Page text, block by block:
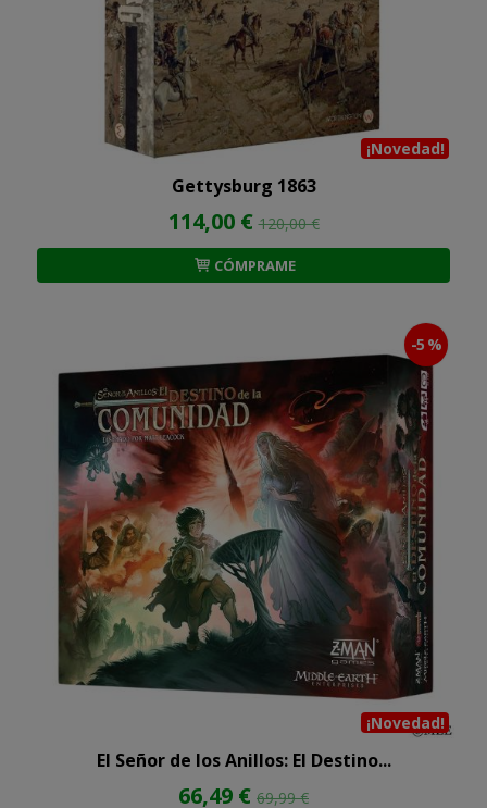
¡Novedad!
Gettysburg 1863
114,00 €120,00 €
CÓMPRAME
¡Novedad!
-5 %
El Señor de los Anillos: El Destino...
66,49 € 69,99 €